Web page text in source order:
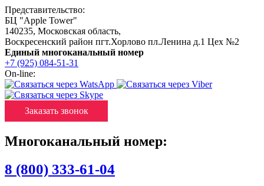
Представительство:
БЦ "Apple Tower"
140235, Московская область,
Воскресенский район пгт.Хорлово пл.Ленина д.1 Цех №2
Единый многоканальный номер
+7 (925) 084-51-31
On-line:
Заказать звонок
Многоканальный номер:
8 (800) 333-61-04